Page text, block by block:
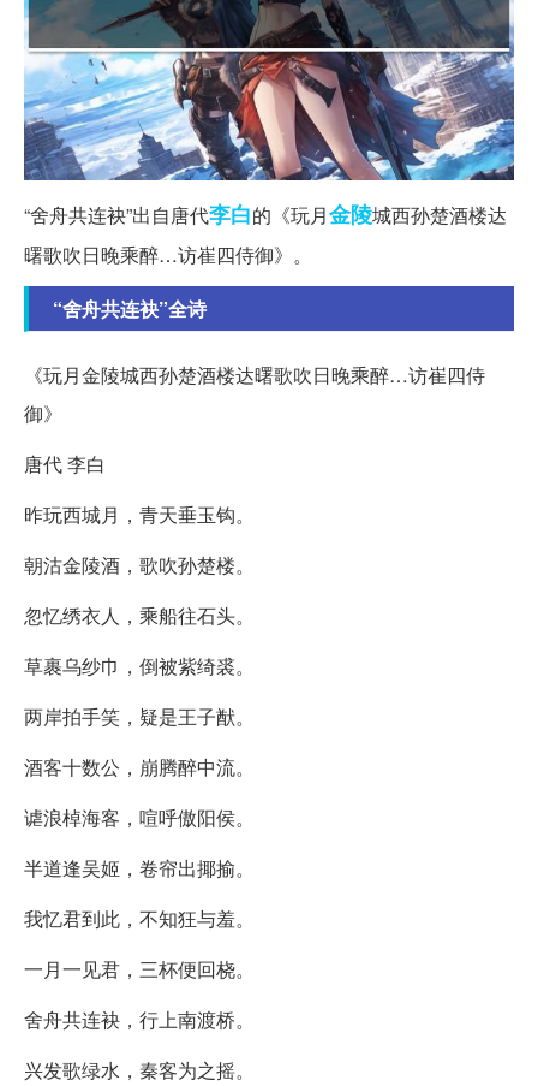
“舍舟共连袂”出自唐代李白的《玩月金陵城西孙楚酒楼达
曙歌吹日晚乘醉…访崔四侍御》。
“舍舟共连袂”全诗
《玩月金陵城西孙楚酒楼达曙歌吹日晚乘醉…访崔四侍
御》
唐代 李白
昨玩西城月，青天垂玉钩。
朝沽金陵酒，歌吹孙楚楼。
忽忆绣衣人，乘船往石头。
草裹乌纱巾，倒被紫绮裘。
两岸拍手笑，疑是王子猷。
酒客十数公，崩腾醉中流。
谑浪棹海客，喧呼傲阳侯。
半道逢吴姬，卷帘出揶揄。
我忆君到此，不知狂与羞。
一月一见君，三杯便回桡。
舍舟共连袂，行上南渡桥。
兴发歌绿水，秦客为之摇。